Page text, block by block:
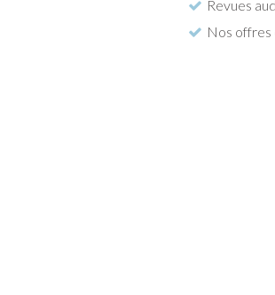
Revues
Nos offres